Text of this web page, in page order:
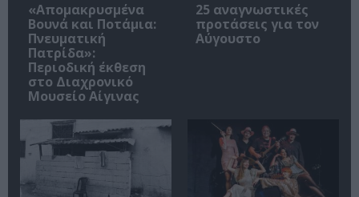
«Απομακρυσμένα
Βουνά και Ποτάμια:
Πνευματική
Πατρίδα»:
Περιοδική έκθεση
στο Διαχρονικό
Μουσείο Αίγινας
25 αναγνωστικές
προτάσεις για τον
Αύγουστο